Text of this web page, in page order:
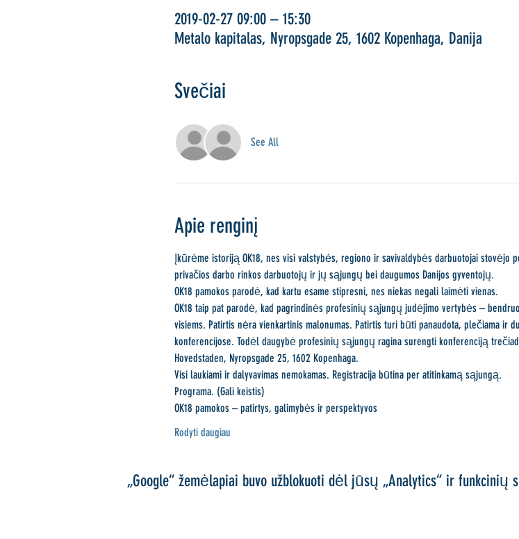
2019-02-27 09:00 – 15:30
Metalo kapitalas, Nyropsgade 25, 1602 Kopenhaga, Danija
Svečiai
See All
Apie renginį
Įkūrėme istoriją OK18, nes visi valstybės, regiono ir savivaldybės darbuotojai stovėjo
privačios darbo rinkos darbuotojų ir jų sąjungų bei daugumos Danijos gyventojų.
OK18 pamokos parodė, kad kartu esame stipresni, nes niekas negali laimėti vienas.
OK18 taip pat parodė, kad pagrindinės profesinių sąjungų judėjimo vertybės –
visiems. Patirtis nėra vienkartinis malonumas. Patirtis turi būti panaudota, plečiama ir
konferencijose. Todėl daugybė profesinių sąjungų ragina surengti konferenciją
Hovedstaden, Nyropsgade 25, 1602 Kopenhaga.
Visi laukiami ir dalyvavimas nemokamas. Registracija būtina per atitinkamą sąjungą.
Programa. (Gali keistis)
OK18 pamokos – patirtys, galimybės ir perspektyvos
Rodyti daugiau
„Google“ žemėlapiai buvo užblokuoti dėl jūsų „Analytics“ ir funkcinių